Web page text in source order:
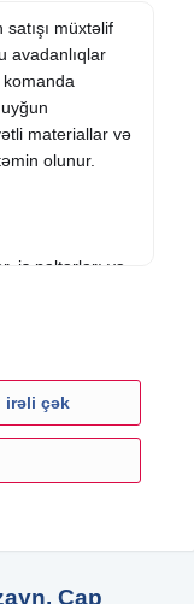
müxtəlif
avadanlıqlar
materiallar və
olunur.
iş paltarları və
irəli çək
Çap